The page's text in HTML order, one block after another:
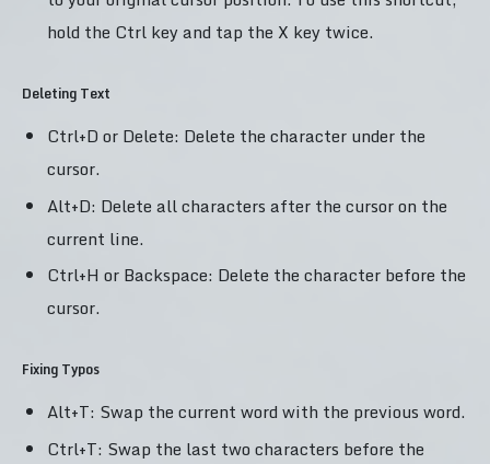
hold the Ctrl key and tap the X key twice.
Deleting Text
Ctrl+D or Delete: Delete the character under the
cursor.
Alt+D: Delete all characters after the cursor on the
current line.
Ctrl+H or Backspace: Delete the character before the
cursor.
Fixing Typos
Alt+T: Swap the current word with the previous word.
Ctrl+T: Swap the last two characters before the